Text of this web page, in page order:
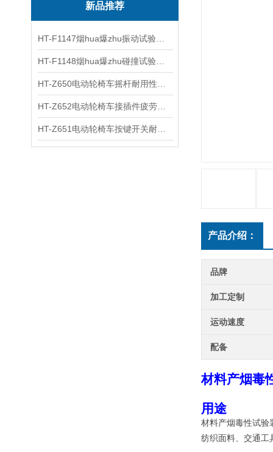
新品推荐
产品介绍：
品牌
加工定制
运动速度
配备
材料产烟毒
用途
材料产烟毒性试验
纺织面料、交通工